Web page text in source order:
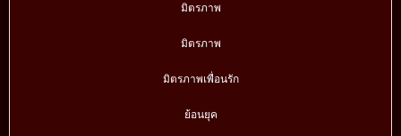
มิตรภาพ
มิตรภาพ
มิตรภาพเพื่อนรัก
ย้อนยุค